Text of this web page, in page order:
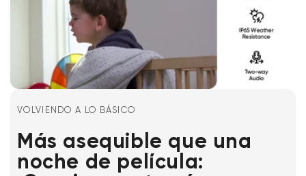
VOLVIENDO A LO BÁSICO
Más asequible que una
noche de película: